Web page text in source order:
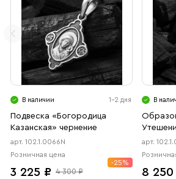
В наличии 1-2 дня
Подвеска «Богородица
Казанская» чернение
арт. 102.1.0066N
Розничная цена
3 225 ₽ 4 300 ₽
-25%
В
Матери
чернение
арт.
8